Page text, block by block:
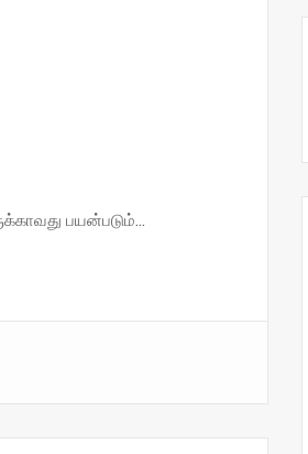
பயன்படும்...